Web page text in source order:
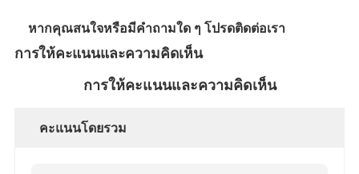
หากคุณสนใจหรือมีคำถามใด ๆ โปรดติดต่อเรา
การให้คะแนนและความคิดเห็น
การให้คะแนนและความคิดเห็น
คะแนนโดยรวม